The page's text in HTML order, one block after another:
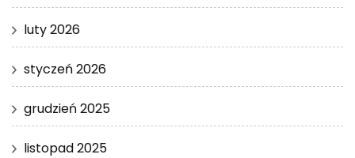
luty 2026
styczeń 2026
grudzień 2025
listopad 2025